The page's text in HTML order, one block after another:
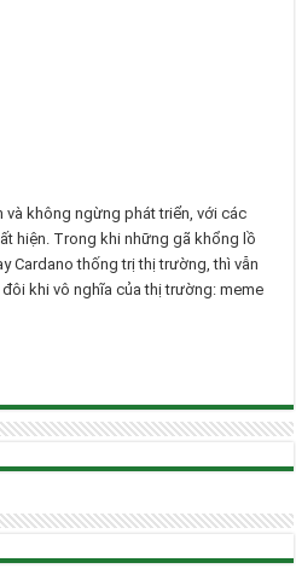
không ngừng phát triển, với các
hiện. Trong khi những gã khổng lồ
Cardano thống trị thị trường, thì vẫn
khi vô nghĩa của thị trường: meme